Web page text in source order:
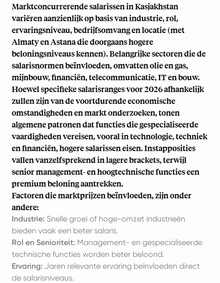
Marktconcurrerende salarissen in Kasjakhstan
variëren aanzienlijk op basis van industrie, rol,
ervaringsniveau, bedrijfsomvang en locatie (met
Almaty en Astana die doorgaans hogere
beloningsniveaus kennen). Belangrijke sectoren die de
salarisnormen beïnvloeden, omvatten olie en gas,
mijnbouw, financiën, telecommunicatie, IT en bouw.
Hoewel specifieke salarisranges voor 2026 afhankelijk
zullen zijn van de voortdurende economische
omstandigheden en markt onderzoeken, tonen
algemene patronen dat functies die gespecialiseerde
vaardigheden vereisen, vooral in technologie, techniek
en financiën, hogere salarissen eisen. Instapposities
vallen vanzelfsprekend in lagere brackets, terwijl
senior management- en hoogtechnische functies een
premium beloning aantrekken.
Factoren die marktprijzen beïnvloeden, zijn onder
andere:
Industrie: Snelle groei of hoge-omzet industrieën
bieden vaak een beter salaris.
Rol en Senioriteit: Management- en gespecialiseerde
technische functies worden beter beloond.
Ervaring: Jaren relevante ervaring beïnvloeden direct
de salarisniveaus.